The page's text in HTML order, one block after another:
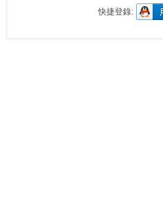
快捷登錄: